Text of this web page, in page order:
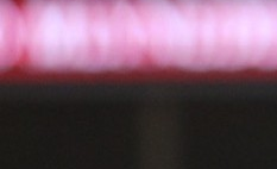
Stigla SUROVA
iz Nizozemske!